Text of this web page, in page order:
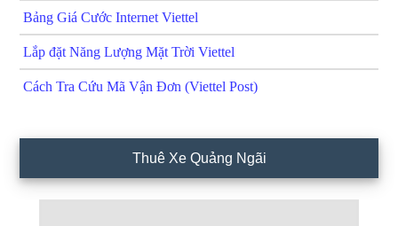
Bảng Giá Cước Internet Viettel
Lắp đặt Năng Lượng Mặt Trời Viettel
Cách Tra Cứu Mã Vận Đơn (Viettel Post)
Thuê Xe Quảng Ngãi